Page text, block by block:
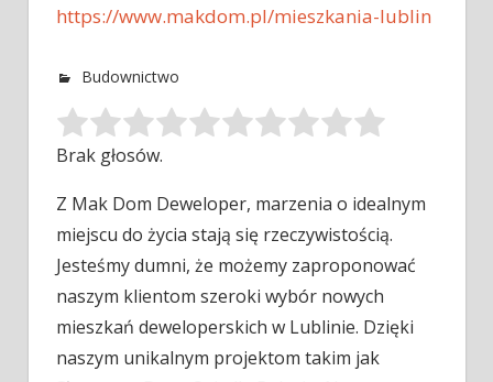
https://www.makdom.pl/mieszkania-lublin
Budownictwo
Brak głosów.
Z Mak Dom Deweloper, marzenia o idealnym
miejscu do życia stają się rzeczywistością.
Jesteśmy dumni, że możemy zaproponować
naszym klientom szeroki wybór nowych
mieszkań deweloperskich w Lublinie. Dzięki
naszym unikalnym projektom takim jak